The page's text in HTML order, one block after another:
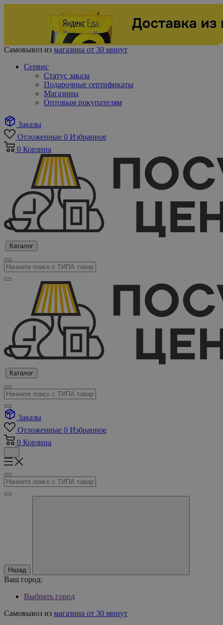
Самовывоз из магазина от 30 минут
Сервис
Статус заказа
Подарочные сертификаты
Магазины
Оптовым покупателям
Заказы
Отложенные 0 Избранное
0 Корзина
Каталог
Каталог
Заказы
Отложенные 0 Избранное
0 Корзина
Назад
Ваш город:
Выбрать город
Самовывоз из магазина от 30 минут